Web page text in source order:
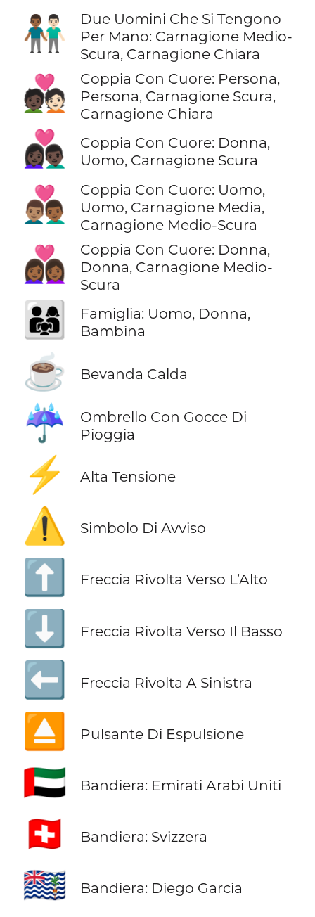
👨🏾‍🤝‍👨🏻
Due Uomini Che Si Tengono
Per Mano: Carnagione Medio-
Scura, Carnagione Chiara
🧑🏿‍❤️‍🧑🏻
Coppia Con Cuore: Persona,
Persona, Carnagione Scura,
Carnagione Chiara
👩🏿‍❤️‍👨🏿
Coppia Con Cuore: Donna,
Uomo, Carnagione Scura
👨🏽‍❤️‍👨🏾
Coppia Con Cuore: Uomo,
Uomo, Carnagione Media,
Carnagione Medio-Scura
👩🏾‍❤️‍👩🏾
Coppia Con Cuore: Donna,
Donna, Carnagione Medio-
Scura
👨‍👩‍👧
Famiglia: Uomo, Donna,
Bambina
☕ Bevanda Calda
☔
Ombrello Con Gocce Di
Pioggia
⚡ Alta Tensione
⚠️ Simbolo Di Avviso
⬆️ Freccia Rivolta Verso L’Alto
⬇️ Freccia Rivolta Verso Il Basso
⬅️ Freccia Rivolta A Sinistra
⏏️ Pulsante Di Espulsione
🇦🇪 Bandiera: Emirati Arabi Uniti
🇨🇭 Bandiera: Svizzera
🇩🇬 Bandiera: Diego Garcia